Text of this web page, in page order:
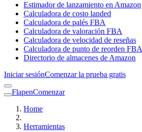
Estimador de lanzamiento en Amazon
Calculadora de costo landed
Calculadora de palés FBA
Calculadora de valoración FBA
Calculadora de velocidad de reseñas
Calculadora de punto de reorden FBA
Directorio de almacenes de Amazon
Iniciar sesiónComenzar la prueba gratis
FlapenComenzar
Home
Herramientas